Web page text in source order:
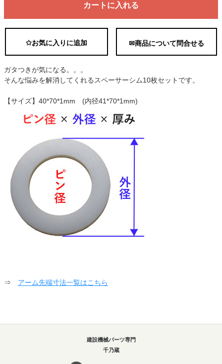
カートに入れる
✩お気に入りに追加 ✉商品について問合せる
ガタつきが気になる。。。
そんな悩みを解消してくれるスペーサーシム10枚セットです。
【サイズ】40*70*1mm (内径41*70*1mm)
⇒ アーム先端寸法一覧はこちら
建設機械パーツ専門
千乃蔵